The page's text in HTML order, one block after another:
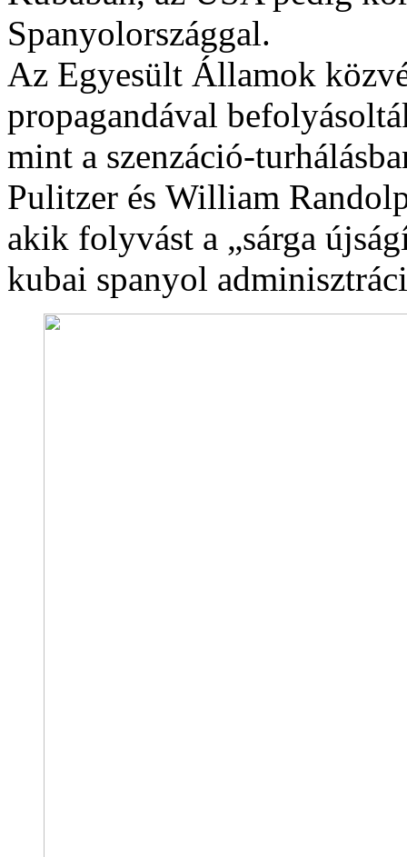
Spanyolországgal.
Az Egyesült Államok
propagandával
mint a szenzáció-
Pulitzer és William
akik folyvást a „sárga
kubai spanyol